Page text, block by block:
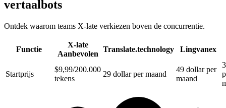
vertaalbots
Ontdek waarom teams X-late verkiezen boven de concurrentie.
Functie
X-late
Aanbevolen
Translate.technology Lingvanex
Startprijs
$9,99/200.000
tekens
29 dollar per maand
49 dollar per
maand